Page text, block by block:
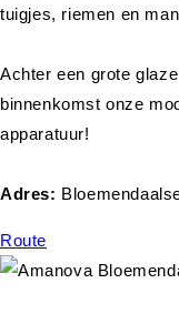
tuigjes, riemen en
Achter een grote
binnenkomst onze
apparatuur!
Adres:
Route